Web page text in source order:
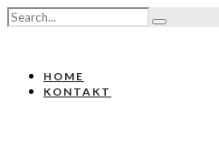
HOME
KONTAKT